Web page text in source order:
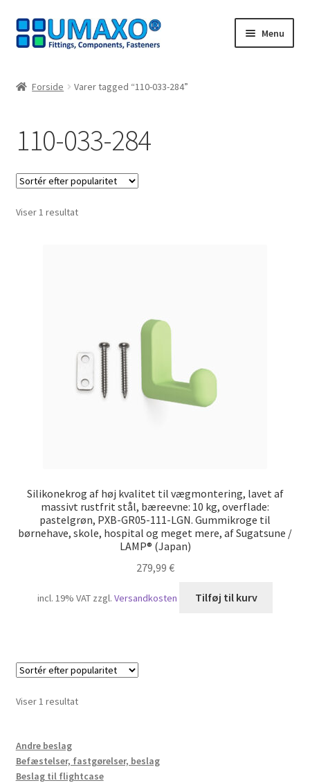
Spring
til
Spring
til
Menu
Databeskyttelse
Indkøbskurv
Træk dig ud af kontrakten
Forside Varer tagged “110-033-284”
110-033-284
Viser 1 resultat
Silikonekrog af høj kvalitet til vægmontering, lavet af
massivt rustfrit stål, bæreevne: 10 kg, overflade:
pastelgrøn, PXB-GR05-111-LGN. Gummikroge til
børnehave, skole, hospital og meget mere, af Sugatsune /
LAMP® (Japan)
279,99 €
incl. 19% VAT zzgl. Versandkosten Tilføj til kurv
Viser 1 resultat
Andre beslag
Befæstelser, fastgørelser, beslag
Beslag til flightcase